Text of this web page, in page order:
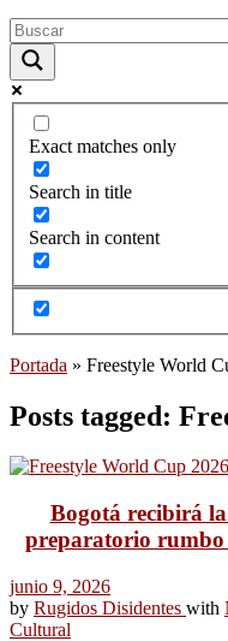
Exact matches only
Search in title
Search in content
Portada » Freestyle World
Posts tagged:
Bogotá recibirá
preparatorio rumbo
junio 9, 2026
by Rugidos Disidentes with
Cultural